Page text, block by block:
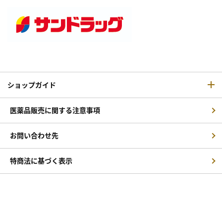
ショップガイド
医薬品販売に関する注意事項
お問い合わせ先
特商法に基づく表示